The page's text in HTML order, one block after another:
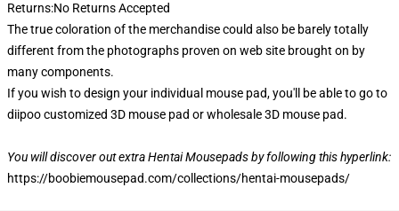
Returns:No Returns Accepted
The true coloration of the merchandise could also be barely totally
different from the photographs proven on web site brought on by
many components.
If you wish to design your individual mouse pad, you'll be able to go to
diipoo customized 3D mouse pad or wholesale 3D mouse pad.
You will discover out extra Hentai Mousepads by following this hyperlink:
https://boobiemousepad.com/collections/hentai-mousepads/